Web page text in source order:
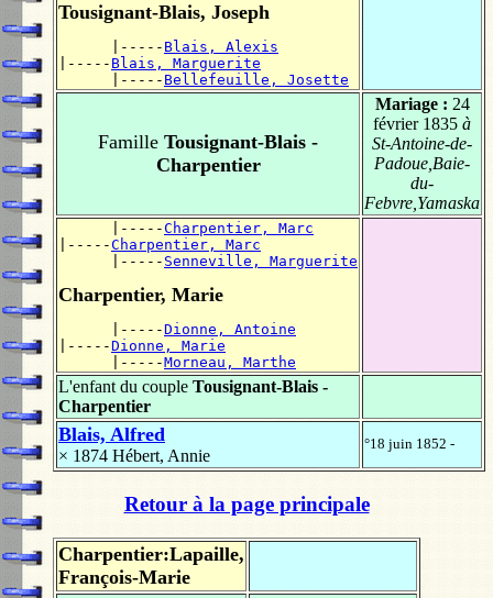
Tousignant-Blais, Joseph
      |-----
Blais, Alexis
|----- Blais, Marguerite
      |-----
Bellefeuille, Josette
Famille Tousignant-Blais -
Charpentier
Mariage : 24
février 1835 à
St-Antoine-de-
Padoue,Baie-
du-
Febvre,Yamaska
      |-----
Charpentier, Marc
|-----Charpentier, Marc
      |-----
Senneville, Marguerite
Charpentier, Marie
      |-----
Dionne, Antoine
|-----Dionne, Marie
      |-----
Morneau, Marthe
L'enfant du couple Tousignant-Blais -
Charpentier
Blais, Alfred
× 1874 Hébert, Annie
°18 juin 1852 -
Retour à la page principale
Charpentier:Lapaille,
François-Marie